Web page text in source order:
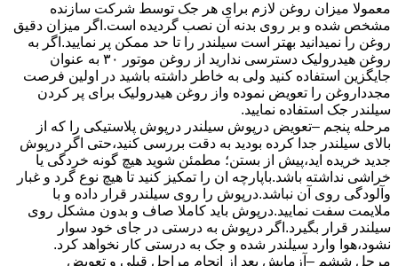
معمولا میزان روغن لازم برای هر جک توسط شرکت سازنده
مشخص شده و بر روی بدنه آن نصب گردیده است.اگر میزان دقیق
روغن را نمیدانید بهتر است سیلندر را تا حد ممکن پر نمایید.اگر به
روغن هیدرولیک دسترسی ندارید از روغن موتور ۳۰ به عنوان
جایگزین استفاده کنید ولی به خاطر داشته باشید در اولین فرصت
مجدداروغن را تعویض نموده واز روغن هیدرولیک برای پر کردن
سیلندر جک استفاده نمایید.
مرحله پنجم –تعویض درپوش سیلندر درپوش پلاستیکی را که از
بالای سیلندر جدا کرده بودید به دقت بررسی کنید،حتی اگر درپوش
جدید خریده اید،پیش از بستن؛ مطمئن شوید هیچ گونه خردگی یا
خراشی نداشته باشد.باپارچه ان را تمکیز کنید تا هیچ نوع گرد و غبار
وآلودگی روی آن نباشد.درپوش را روی سیلندر قرار داده و با
ملایمت سفت نمایید.درپوش باید کاملا صاف و بدون مشکل روی
سیلندر قرار بگیرد.اگر درپوش به درستی در جای خود سوار
نشود،هوا وارد سیلندر شده و جک به درستی کار نخواهد کرد.
مرحل ششم –آزمایش بعد از انجام مراحل قبلی و تعویض